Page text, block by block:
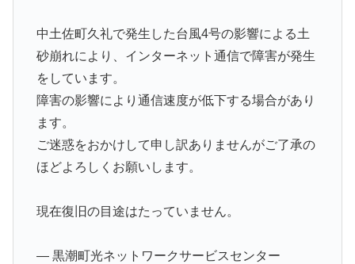
中土佐町久礼で発生した台風4号の影響による土
砂崩れにより、インターネット通信で障害が発生
をしています。
障害の影響により通信速度が低下する場合があり
ます。
ご迷惑をおかけして申し訳ありませんがご了承の
ほどよろしくお願いします。
現在復旧の目途はたっていません。
— 黒潮町光ネットワークサービスセンター